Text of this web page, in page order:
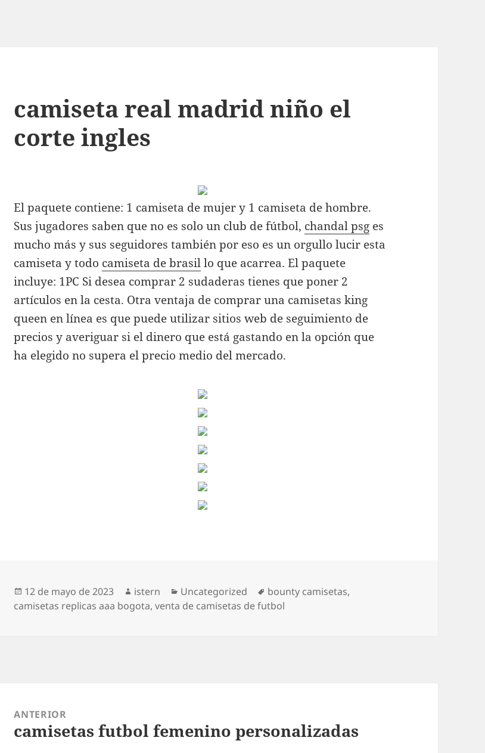
camiseta real madrid niño el
corte ingles
El paquete contiene: 1 camiseta de mujer y 1 camiseta de hombre.
Sus jugadores saben que no es solo un club de fútbol, chandal psg es
mucho más y sus seguidores también por eso es un orgullo lucir esta
camiseta y todo camiseta de brasillo que acarrea. El paquete
incluye: 1PC Si desea comprar 2 sudaderas tienes que poner 2
artículos en la cesta. Otra ventaja de comprar una camisetas king
queen en línea es que puede utilizar sitios web de seguimiento de
precios y averiguar si el dinero que está gastando en la opción que
ha elegido no supera el precio medio del mercado.
Publicado
el
12 de mayo de 2023 Autor
istern Categorías
Uncategorized Etiquetas
bounty camisetas,
camisetas replicas aaa bogota,venta de camisetas de futbol
ANTERIOR
Entrada
camisetas futbol femenino personalizadas